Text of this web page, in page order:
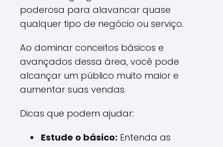
poderosa para alavancar quase
qualquer tipo de negócio ou serviço.
Ao dominar conceitos básicos e
avançados dessa área, você pode
alcançar um público muito maior e
aumentar suas vendas.
Dicas que podem ajudar:
Estude o básico: Entenda as